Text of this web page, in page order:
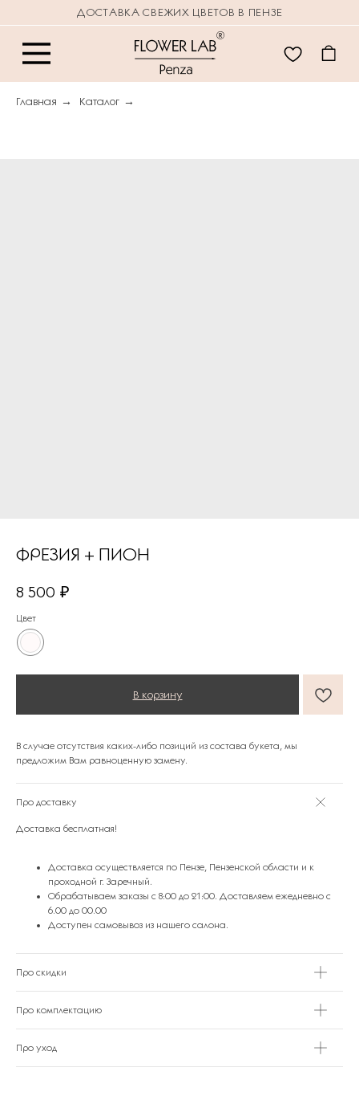
ДОСТАВКА СВЕЖИХ ЦВЕТОВ В ПЕНЗЕ
Главная → Каталог →
ФРЕЗИЯ + ПИОН
8 500 ₽
Цвет
В корзину
В случае отсутствия каких-либо позиций из состава букета, мы
предложим Вам равноценную замену.
Про доставку
Доставка бесплатная!
Доставка осуществляется по Пензе, Пензенской области и к
проходной г. Заречный.
Обрабатываем заказы с 8:00 до 21:00. Доставляем ежедневно с
6.00 до 00.00
Доступен самовывоз из нашего салона.
Про скидки
Про комплектацию
Про уход
РЕКОМЕНДУЕМ